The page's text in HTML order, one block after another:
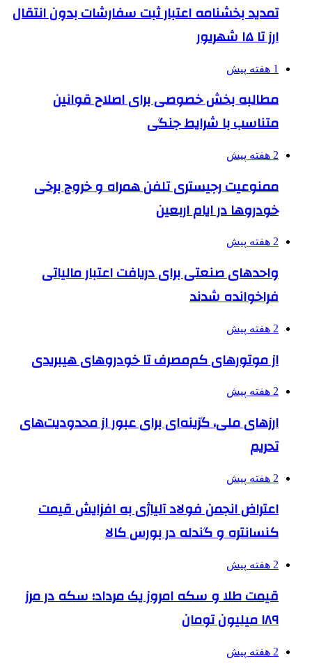
تمدید بخشنامه اعتبار ثبت سفارشات بدون انتقال
ارز تا ۱۵ شهریور
1 هفته پیش
مطالبه بخش خصوصی برای اصلاح قوانین
متناسب با شرایط جنگی
2 هفته پیش
ممنوعیت رجیستری تلفن همراه و خروج برخی
خودروها در ایام اربعین
2 هفته پیش
واحدهای صنعتی برای دریافت اعتبار مالیاتی
فراخوانده شدند
2 هفته پیش
از موتورهای کم‌مصرف تا خودروهای هیبریدی
2 هفته پیش
ارزهای ملی، گزینه‌ای برای عبور از محدودیت‌های
تحریم
2 هفته پیش
اعتراض انجمن فولاد آلیاژی به افزایش قیمت
کنسانتره و گندله در بورس کالا
2 هفته پیش
قیمت طلا و سکه امروز یک مرداد؛ سکه در مرز
۱۸۹ میلیون تومان
2 هفته پیش